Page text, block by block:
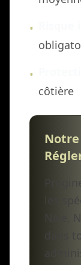
•
•
côtière
Notre
les
Nice.
dans